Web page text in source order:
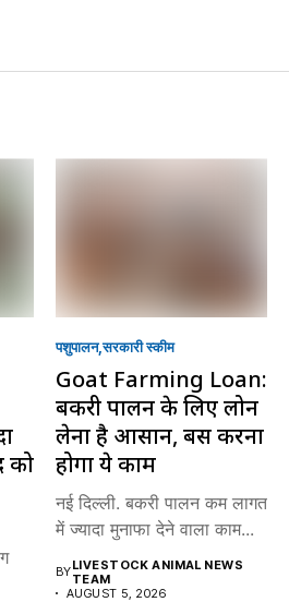
को
पशुपालन सरकारी स्की‍म
Goat Farming Loan:
बकरी पालन के लिए लोन
लेना है आसान, बस करना
होगा ये काम
नई दिल्ली. बकरी पालन कम लागत
में ज्यादा मुनाफा देने वाला काम...
BYLIVESTOCK ANIMAL NEWS
TEAM
AUGUST 5, 2026